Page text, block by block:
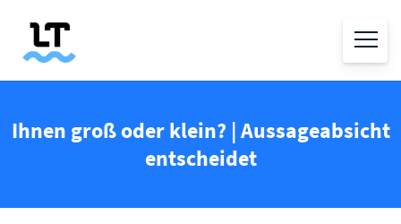
Ihnen groß oder klein? | Aussageabsicht
entscheidet